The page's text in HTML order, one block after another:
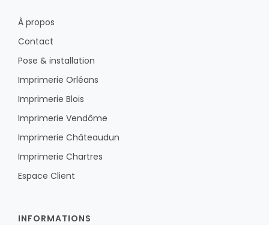
À propos
Contact
Pose & installation
Imprimerie Orléans
Imprimerie Blois
Imprimerie Vendôme
Imprimerie Châteaudun
Imprimerie Chartres
Espace Client
INFORMATIONS